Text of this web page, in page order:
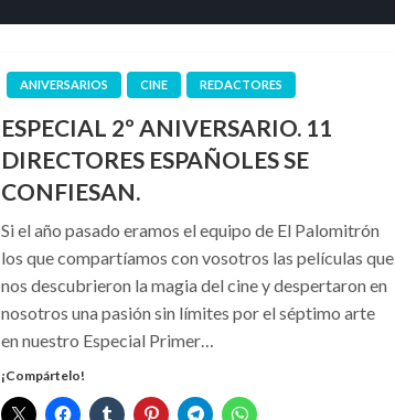
ANIVERSARIOS CINE REDACTORES
ESPECIAL 2º ANIVERSARIO. 11
DIRECTORES ESPAÑOLES SE
CONFIESAN.
Si el año pasado eramos el equipo de El Palomitrón
los que compartíamos con vosotros las películas que
nos descubrieron la magia del cine y despertaron en
nosotros una pasión sin límites por el séptimo arte
en nuestro Especial Primer…
¡Compártelo!